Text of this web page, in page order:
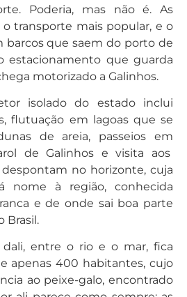
Poderia, mas não é. As
transporte mais popular, e o
barcos que saem do porto de
estacionamento que guarda
motorizado a Galinhos.
isolado do estado inclui
flutuação em lagoas que se
de areia, passeios em
de Galinhos e visita aos
no horizonte, cuja
nome à região, conhecida
e de onde sai boa parte
Brasil.
entre o rio e o mar, fica
apenas 400 habitantes, cujo
ao peixe-galo, encontrado